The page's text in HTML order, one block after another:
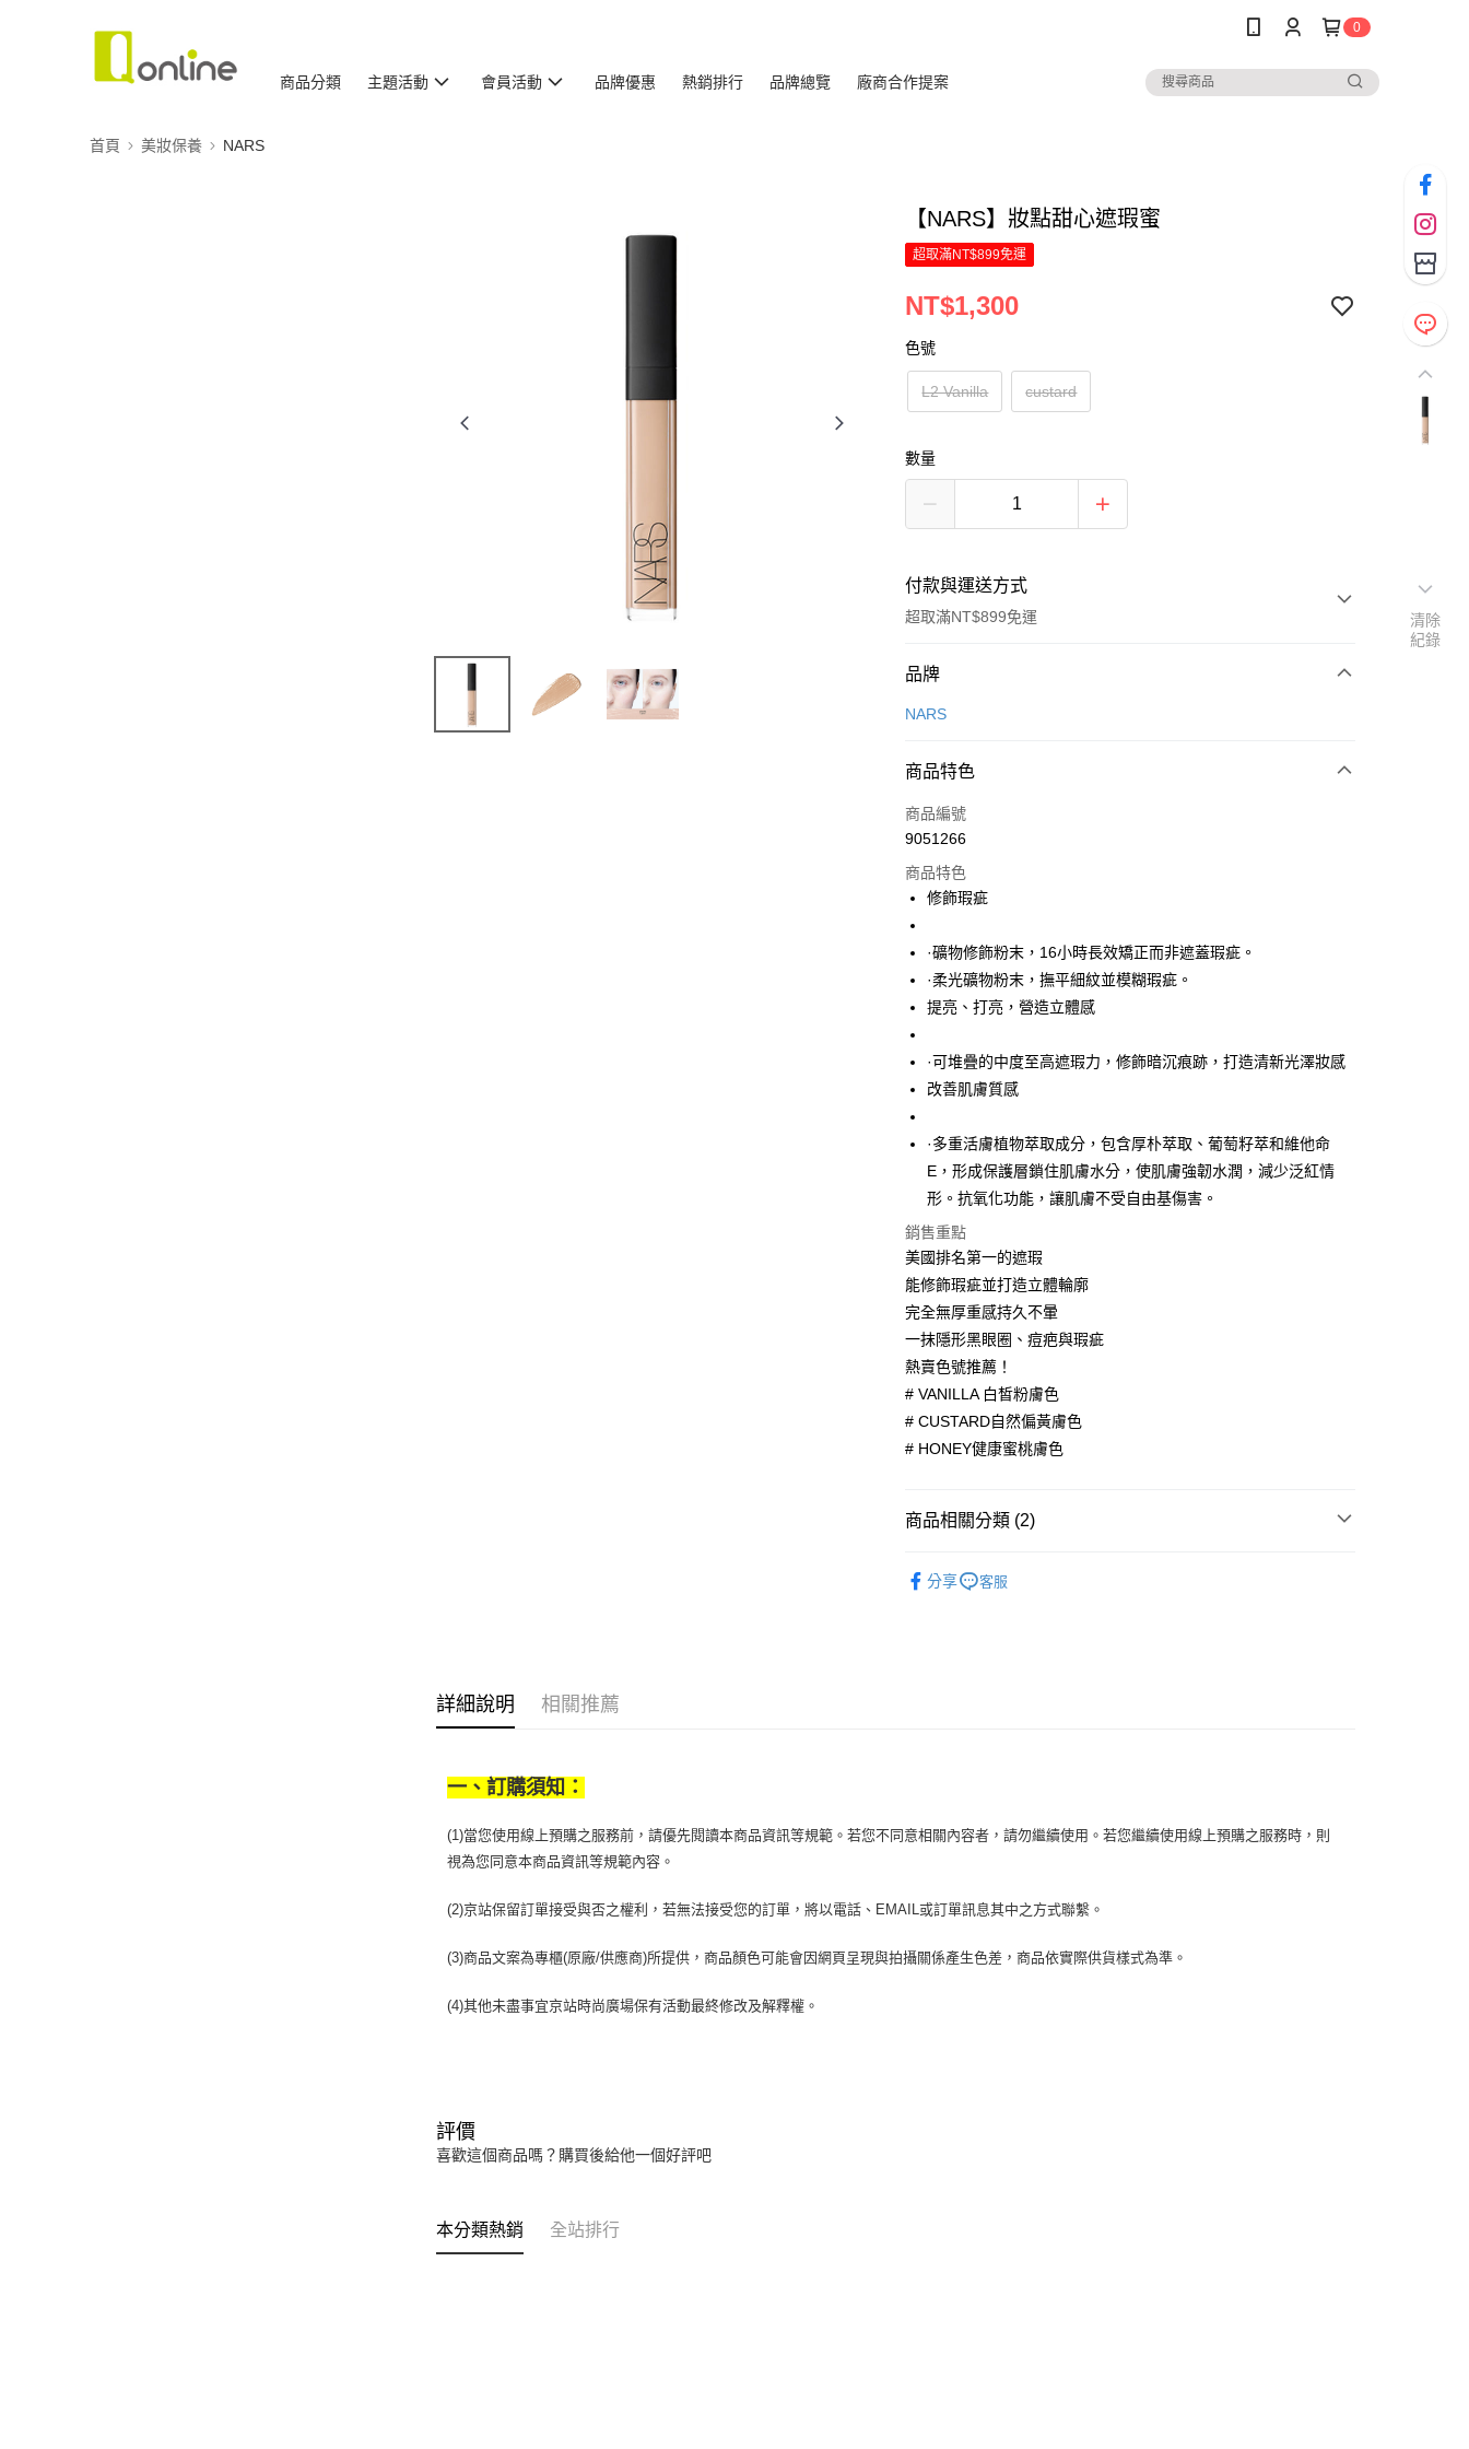
0
商品分類 主題活動 會員活動 品牌優惠 熱銷排行 品牌總覽 廠商合作提案
首頁 美妝保養 NARS
【NARS】妝點甜心遮瑕蜜
超取滿NT$899免運
NT$1,300
色號
L2 Vanilla custard
數量
付款與運送方式
超取滿NT$899免運
付款方式
信用卡一次付款
街口支付
悠遊付
全盈+PAY
大哥付你分期
1.本服務由台灣大哥大提供，台灣大哥大用戶可立即使用無須另外申請。
2.付款方式選擇「大哥付你分期」，訂單成立後會自動跳轉到大哥付的交易
完成交易。
3.實際核准額度、可分期數及費用金額請依後續交易確認頁面所載為準。
4.訂單成立30分鐘內，如未前往確認交易或遇審核未通過，訂單將自動取
消。如遇「轉專審核」未通過狀況，表示未達大哥付你分期系統評分，恕
無法說明評估內容。
1.分期款項不併入電信帳單，「大哥付你分期」於每月結算日後寄送繳費提
醒簡訊。
2.透過簡訊連結打開帳單後，可選擇「超商條碼／台灣大直營門市／銀行轉
【注意事項】
1.本服務係由「台灣大哥大股份有限公司」（以下簡稱本公司）所提供，讓
用戶於交易時，得透過本服務購買商品或服務，並由商店將買賣／分期付
款買賣價金債權讓與本公司後，依約使用本公司帳單繳交帳款。
2.基於同意付款使用「大哥付你分期」之契約關係目的，商店將以您的個人
用，由本公司與您本人進行分期帳單所需資料之確認、核對及更正。
AFTEE先享後付
相關說明
便利好安心！
１．簡單：不需註冊會員、不需綁卡、不需儲值。
３．安心：先確認商品／服務後，再付款。
【「AFTEE先享後付」結帳流程】
１．於結帳方式選擇「AFTEE先享後付」後，將跳轉至「AFTEE先享後
付」結帳頁面，進行簡訊認證並確認金額後，即可完成結帳。
２．訂單成立數日內，您將收到繳費通知簡訊。
３．收到繳費通知簡訊後14天內，點擊此簡訊中的連結，可透過四大超商
／ATM／網路銀行／等多元方式進行付款，方視為交易完成。
※ 請注意：結帳手續完成當下不需立刻繳費，但若您需要取消訂單，請聯
先享後付繳納相關費用。
※ 交易是否成功請以「AFTEE先享後付 」之結帳頁面顯示為準，若有關於
是否繳費成功／繳費後需取消欲退款等相關疑問，請聯繫「AFTEE先享後
付客戶支援中心」 https://netprotections.freshdesk.com/support/home
１．透過由恩沛科技股份有限公司提供之「AFTEE先享後付」服務完成之
２．關於個人資料處理事宜，請瀏覽以下網址：
ATM付款
運送方式
付款後全家取貨
每筆NT$70，滿NT$899(含以上)免運費
付款後7-11取貨
每筆NT$70，滿NT$899(含以上)免運費
宅配
每筆NT$100，滿NT$1,000(含以上)免運費
京站台北店客服中心(1F星巴克旁) 即日起不提供京站紙袋，取件時
品牌
NARS
商品特色
商品編號
9051266
商品特色
修飾瑕疵
·礦物修飾粉末，16小時長效矯正而非遮蓋瑕疵。
·柔光礦物粉末，撫平細紋並模糊瑕疵。
提亮、打亮，營造立體感
·可堆疊的中度至高遮瑕力，修飾暗沉痕跡，打造清新光澤妝感
改善肌膚質感
·多重活膚植物萃取成分，包含厚朴萃取、葡萄籽萃和維他命
E，形成保護層鎖住肌膚水分，使肌膚強韌水潤，減少泛紅情
形。抗氧化功能，讓肌膚不受自由基傷害。
銷售重點
美國排名第一的遮瑕
能修飾瑕疵並打造立體輪廓
完全無厚重感持久不暈
一抹隱形黑眼圈、痘疤與瑕疵
熱賣色號推薦！
# VANILLA 白皙粉膚色
# CUSTARD自然偏黃膚色
# HONEY健康蜜桃膚色
商品相關分類 (2)
分享 客服
詳細說明 相關推薦
一、訂購須知：
(1)當您使用線上預購之服務前，請優先閱讀本商品資訊等規範。若您不同意相關內容者，請勿繼續使用。若您繼續使用線上預購之服務時，則
視為您同意本商品資訊等規範內容。
(2)京站保留訂單接受與否之權利，若無法接受您的訂單，將以電話、EMAIL或訂單訊息其中之方式聯繫。
(3)商品文案為專櫃(原廠/供應商)所提供，商品顏色可能會因網頁呈現與拍攝關係產生色差，商品依實際供貨樣式為準。
(4)其他未盡事宜京站時尚廣場保有活動最終修改及解釋權。
評價
喜歡這個商品嗎？購買後給他一個好評吧
本分類熱銷 全站排行
清除
紀錄